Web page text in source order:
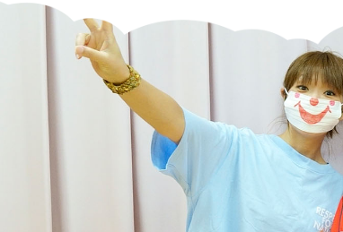
保育方針
保育の特色
保育方針